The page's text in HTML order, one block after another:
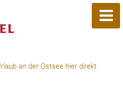
an der Ostsee hier direkt